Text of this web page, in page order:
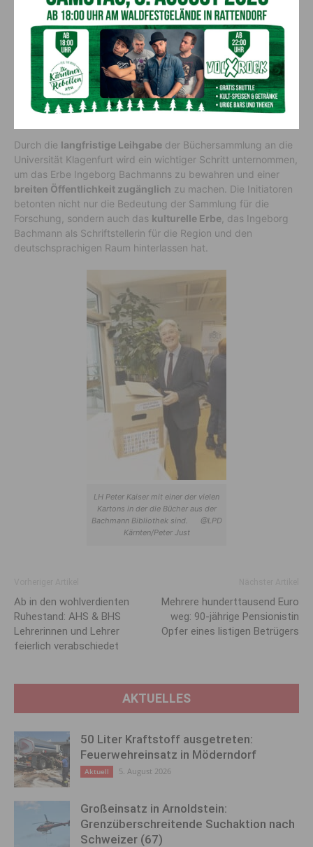
der Nachlass von Ingeborg Bachmann zahlreiche persönliche
Gegenstände, wie Möbel, Schreibutensilien, Kleidungsstücke
und Dokumente, die ihr Leben und Werk widerspiegeln.
Für eine breite Öffentlichkeit
zugänglich
Durch die langfristige Leihgabe der Büchersammlung an die
Universität Klagenfurt wird ein wichtiger Schritt unternommen,
um das Erbe Ingeborg Bachmanns zu bewahren und einer
breiten Öffentlichkeit zugänglich zu machen. Die Initiatoren
betonten nicht nur die Bedeutung der Sammlung für die
Forschung, sondern auch das kulturelle Erbe , das Ingeborg
Bachmann als Schriftstellerin für die Region und den
deutschsprachigen Raum hinterlassen hat.
LH Peter Kaiser mit einer der vielen
Kartons in der die Bücher aus der
Bachmann Bibliothek sind. @LPD
Kärnten/Peter Just
Ab in den wohlverdienten
Ruhestand: AHS & BHS
Lehrerinnen und Lehrer
feierlich verabschiedet
Mehrere hunderttausend Euro
weg: 90-jährige Pensionistin
Opfer eines listigen Betrügers
AKTUELLES
50 Liter Kraftstoff ausgetreten:
Feuerwehreinsatz in Möderndorf
Aktuell 5. August 2026
Großeinsatz in Arnoldstein:
Grenzüberschreitende Suchaktion nach
Schweizer (67)